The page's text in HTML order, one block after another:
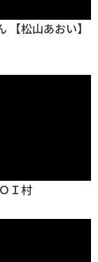
【松山あおい】
Ｉ村